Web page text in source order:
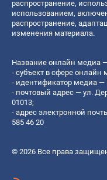
распространение,
использованием,
распространение,
изменения материала.
Название онлайн медиа —
- субъект в сфере онлайн
- идентификатор медиа —
- почтовый адрес — ул.
01013;
- адрес электронной
585 46 20
© 2026 Все права